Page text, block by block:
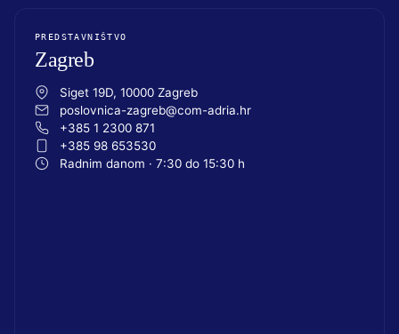
PREDSTAVNIŠTVO
Zagreb
Siget 19D, 10000 Zagreb
poslovnica-zagreb@com-adria.hr
+385 1 2300 871
+385 98 653530
Radnim danom · 7:30 do 15:30 h